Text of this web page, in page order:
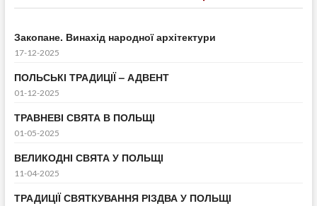
Закопане. Винахід народної архітектури
17-12-2025
ПОЛЬСЬКІ ТРАДИЦІЇ – АДВЕНТ
01-12-2025
ТРАВНЕВІ СВЯТА В ПОЛЬЩІ
01-05-2025
ВЕЛИКОДНІ СВЯТА У ПОЛЬЩІ
11-04-2025
ТРАДИЦІЇ СВЯТКУВАННЯ РІЗДВА У ПОЛЬЩІ